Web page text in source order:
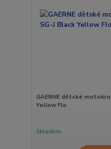
GAERNE dětské
Yellow Flo
Skladem